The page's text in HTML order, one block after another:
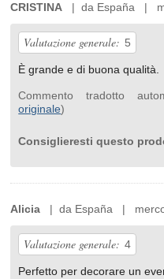
CRISTINA | da España |
Valutazione generale: 5
È grande e di buona qualità.
Commento tradotto
originale)
Consiglieresti questo
Alicia | da España |
Valutazione generale: 4
Perfetto per decorare un